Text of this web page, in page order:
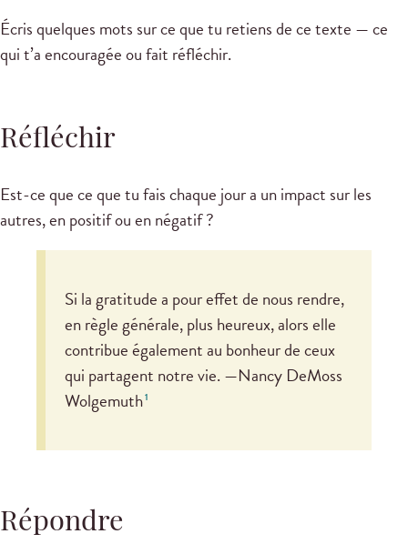
Écris quelques mots sur ce que tu retiens de ce texte — ce
qui t’a encouragée ou fait réfléchir.
Réfléchir
Est-ce que ce que tu fais chaque jour a un impact sur les
autres, en positif ou en négatif ?
Si la gratitude a pour effet de nous rendre,
en règle générale, plus heureux, alors elle
contribue également au bonheur de ceux
qui partagent notre vie. —Nancy DeMoss
Wolgemuth1
Répondre